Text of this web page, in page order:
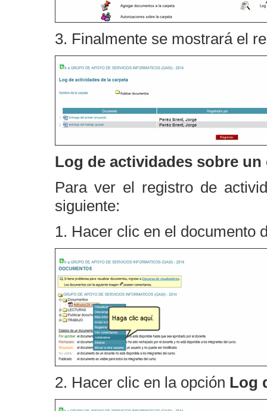
3. Finalmente se mostrará el
Log de actividades sobre
Para ver el registro de
siguiente:
1. Hacer clic en el documento
2. Hacer clic en la opción Log